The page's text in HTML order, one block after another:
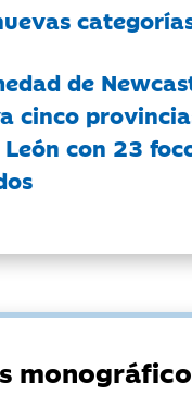
de
cinco
con 23